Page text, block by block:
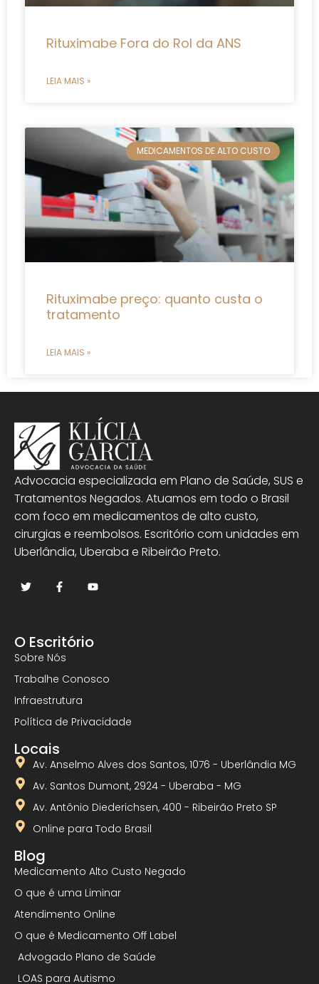
Rituximabe Fora do Rol da ANS
LEIA MAIS »
MEDICAMENTOS DE ALTO CUSTO
Rituximabe preço: quanto custa o
tratamento
LEIA MAIS »
Advocacia especializada em Plano de Saúde, SUS e
Tratamentos Negados. Atuamos em todo o Brasil
com foco em medicamentos de alto custo,
cirurgias e reembolsos. Escritório com unidades em
Uberlândia, Uberaba e Ribeirão Preto.
O Escritório
Sobre Nós
Trabalhe Conosco
Infraestrutura
Política de Privacidade
Locais
Av. Anselmo Alves dos Santos, 1076 - Uberlândia MG
Av. Santos Dumont, 2924 - Uberaba - MG
Av. Antônio Diederichsen, 400 - Ribeirão Preto SP
Online para Todo Brasil
Blog
Medicamento Alto Custo Negado
O que é uma Liminar
Atendimento Online
O que é Medicamento Off Label
Advogado Plano de Saúde
LOAS para Autismo